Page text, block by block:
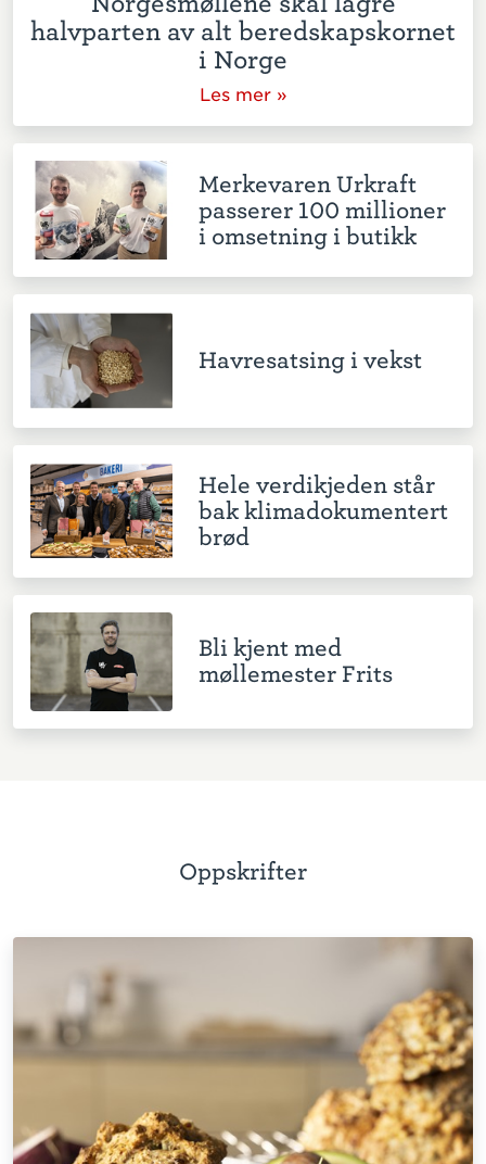
halvparten av alt beredskapskornet
i Norge
Les mer »
Merkevaren Urkraft
passerer 100 millioner
i omsetning i butikk
Havresatsing i vekst
Hele verdikjeden står
bak klimadokumentert
brød
Bli kjent med
møllemester Frits
Oppskrifter